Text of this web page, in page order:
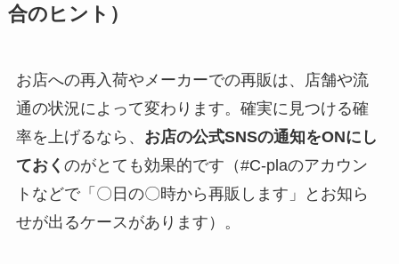
合のヒント）
お店への再入荷やメーカーでの再販は、店舗や流
通の状況によって変わります。確実に見つける確
率を上げるなら、 お店の公式SNSの通知をONにし
ておく のがとても効果的です（#C-plaのアカウン
トなどで「〇日の〇時から再販します」とお知ら
せが出るケースがあります）。